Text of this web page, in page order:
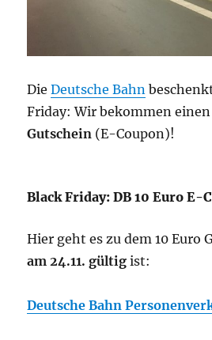
DieDeutsche Bahn
Friday: Wir bekommen
Gutschein (E-Coupon)!
Black Friday: DB 10 Euro E-
Hier geht es zu dem 10 Euro
am 24.11. gültig ist:
Deutsche Bahn